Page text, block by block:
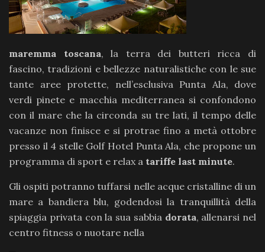
maremma toscana, la terra dei butteri ricca di
fascino, tradizioni e bellezze naturalistiche con le sue
tante aree protette, nell’esclusiva Punta Ala, dove
verdi pinete e macchia mediterranea si confondono
con il mare che la circonda su tre lati, il tempo delle
vacanze non finisce e si protrae fino a metà ottobre
presso il 4 stelle Golf Hotel Punta Ala, che propone un
programma di sport e relax a tariffe last minute.
Gli ospiti potranno tuffarsi nelle acque cristalline di un
mare a bandiera blu, godendosi la tranquillità della
spiaggia privata con la sua sabbia dorata, allenarsi nel
centro fitness o nuotare nella